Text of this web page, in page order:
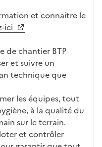
et connaitre le
ici
de chantier BTP
et suivre un
technique que
les équipes, tout
à la qualité du
sur le terrain.
et contrôler